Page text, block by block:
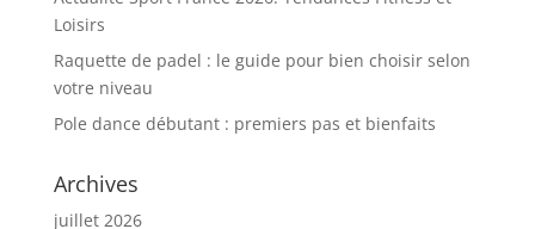
Loisirs
Raquette de padel : le guide pour bien choisir selon
votre niveau
Pole dance débutant : premiers pas et bienfaits
Archives
juillet 2026